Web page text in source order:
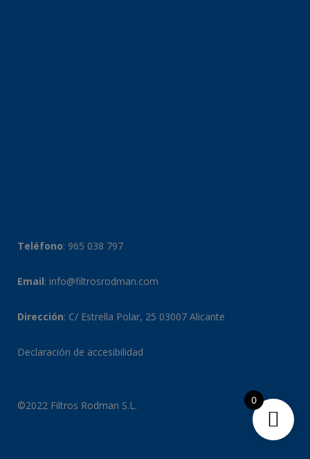
Teléfono: 965 038 797
Email: info@filtrosrodman.com
Dirección: C/ Estrella Polar, 25 03007 Alicante
Declaración de accesibilidad
©2022 Filtros Rodman S.L. 0